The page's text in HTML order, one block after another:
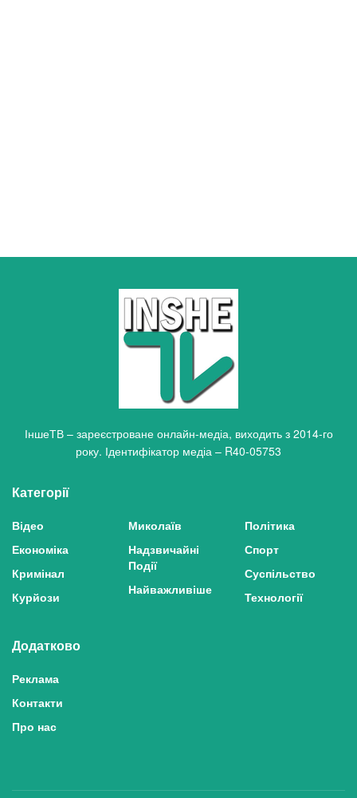
ІншеТВ – зареєстроване онлайн-медіа, виходить з 2014-го
року. Ідентифікатор медіа – R40-05753
Категорії
Відео
Економіка
Кримінал
Курйози
Миколаїв
Надзвичайні
Події
Найважливіше
Політика
Спорт
Суспільство
Технології
Додатково
Реклама
Контакти
Про нас